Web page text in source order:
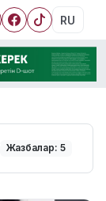
RU
Жазбалар: 5